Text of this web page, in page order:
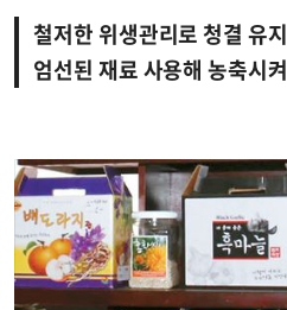
철저한 위생관리로 청결 유지
엄선된 재료 사용해 농축시켜